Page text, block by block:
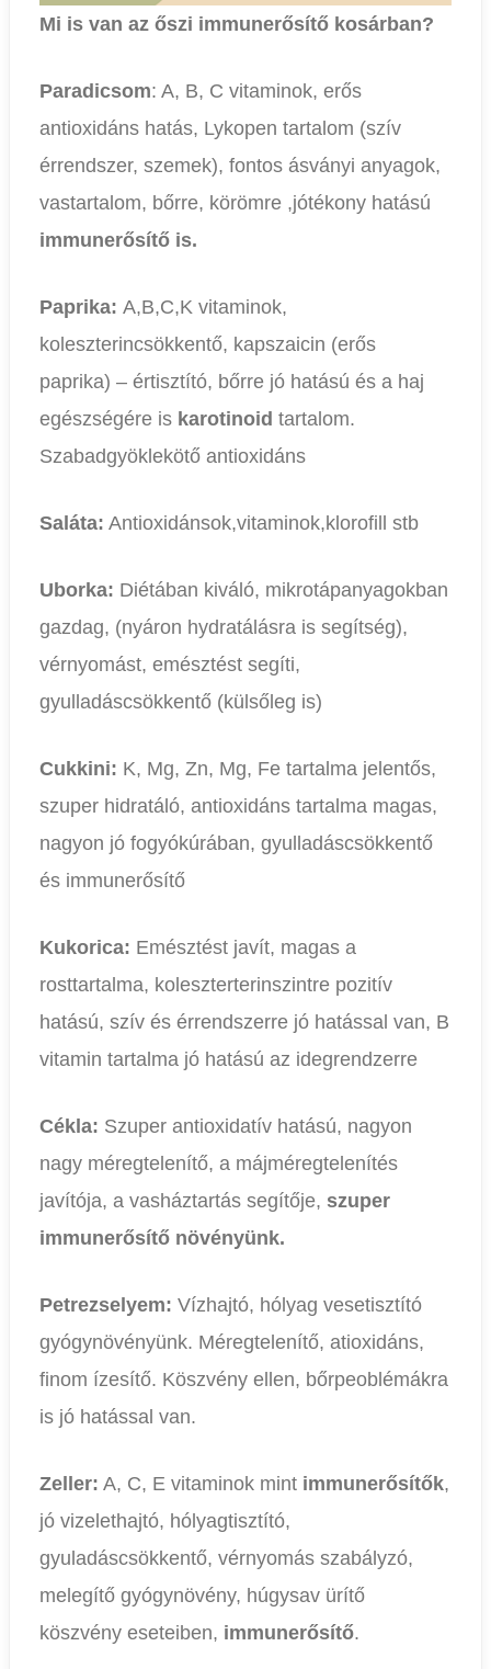
Mi is van az őszi immunerősítő kosárban?
Paradicsom: A, B, C vitaminok, erős
antioxidáns hatás, Lykopen tartalom (szív
érrendszer, szemek), fontos ásványi anyagok,
vastartalom, bőrre, körömre ,jótékony hatású
immunerősítő is.
Paprika: A,B,C,K vitaminok,
koleszterincsökkentő, kapszaicin (erős
paprika) – értisztító, bőrre jó hatású és a haj
egészségére is karotinoid tartalom.
Szabadgyöklekötő antioxidáns
Saláta: Antioxidánsok,vitaminok,klorofill stb
Uborka: Diétában kiváló, mikrotápanyagokban
gazdag, (nyáron hydratálásra is segítség),
vérnyomást, emésztést segíti,
gyulladáscsökkentő (külsőleg is)
Cukkini: K, Mg, Zn, Mg, Fe tartalma jelentős,
szuper hidratáló, antioxidáns tartalma magas,
nagyon jó fogyókúrában, gyulladáscsökkentő
és immunerősítő
Kukorica: Emésztést javít, magas a
rosttartalma, koleszterterinszintre pozitív
hatású, szív és érrendszerre jó hatással van, B
vitamin tartalma jó hatású az idegrendzerre
Cékla: Szuper antioxidatív hatású, nagyon
nagy méregtelenítő, a májméregtelenítés
javítója, a vasháztartás segítője, szuper
immunerősítő növényünk.
Petrezselyem: Vízhajtó, hólyag vesetisztító
gyógynövényünk. Méregtelenítő, atioxidáns,
finom ízesítő. Köszvény ellen, bőrpeoblémákra
is jó hatással van.
Zeller: A, C, E vitaminok mint immunerősítők,
jó vizelethajtó, hólyagtisztító,
gyuladáscsökkentő, vérnyomás szabályzó,
melegítő gyógynövény, húgysav ürítő
köszvény eseteiben, immunerősítő.